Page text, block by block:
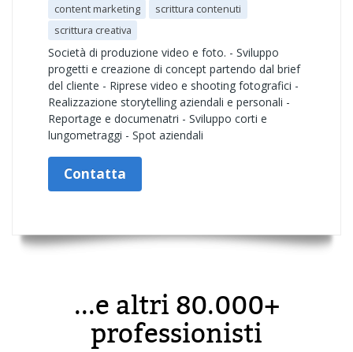
content marketing
scrittura contenuti
scrittura creativa
Società di produzione video e foto. - Sviluppo
progetti e creazione di concept partendo dal brief
del cliente - Riprese video e shooting fotografici -
Realizzazione storytelling aziendali e personali -
Reportage e documenatri - Sviluppo corti e
lungometraggi - Spot aziendali
Contatta
...e altri 80.000+
professionisti